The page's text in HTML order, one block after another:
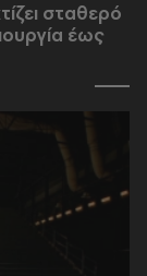
σταθερό
έως